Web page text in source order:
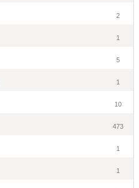
2
1
5
1
10
473
1
1